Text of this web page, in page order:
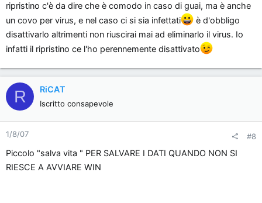
ripristino c'è da dire che è comodo in caso di guai, ma è anche
un covo per virus, e nel caso ci si sia infettati
è d'obbligo
disattivarlo altrimenti non riuscirai mai ad eliminarlo il virus. Io
infatti il ripristino ce l'ho perennemente disattivato
R RiCAT
Iscritto consapevole
1/8/07 #8
Piccolo "salva vita " PER SALVARE I DATI QUANDO NON SI
RIESCE A AVVIARE WIN